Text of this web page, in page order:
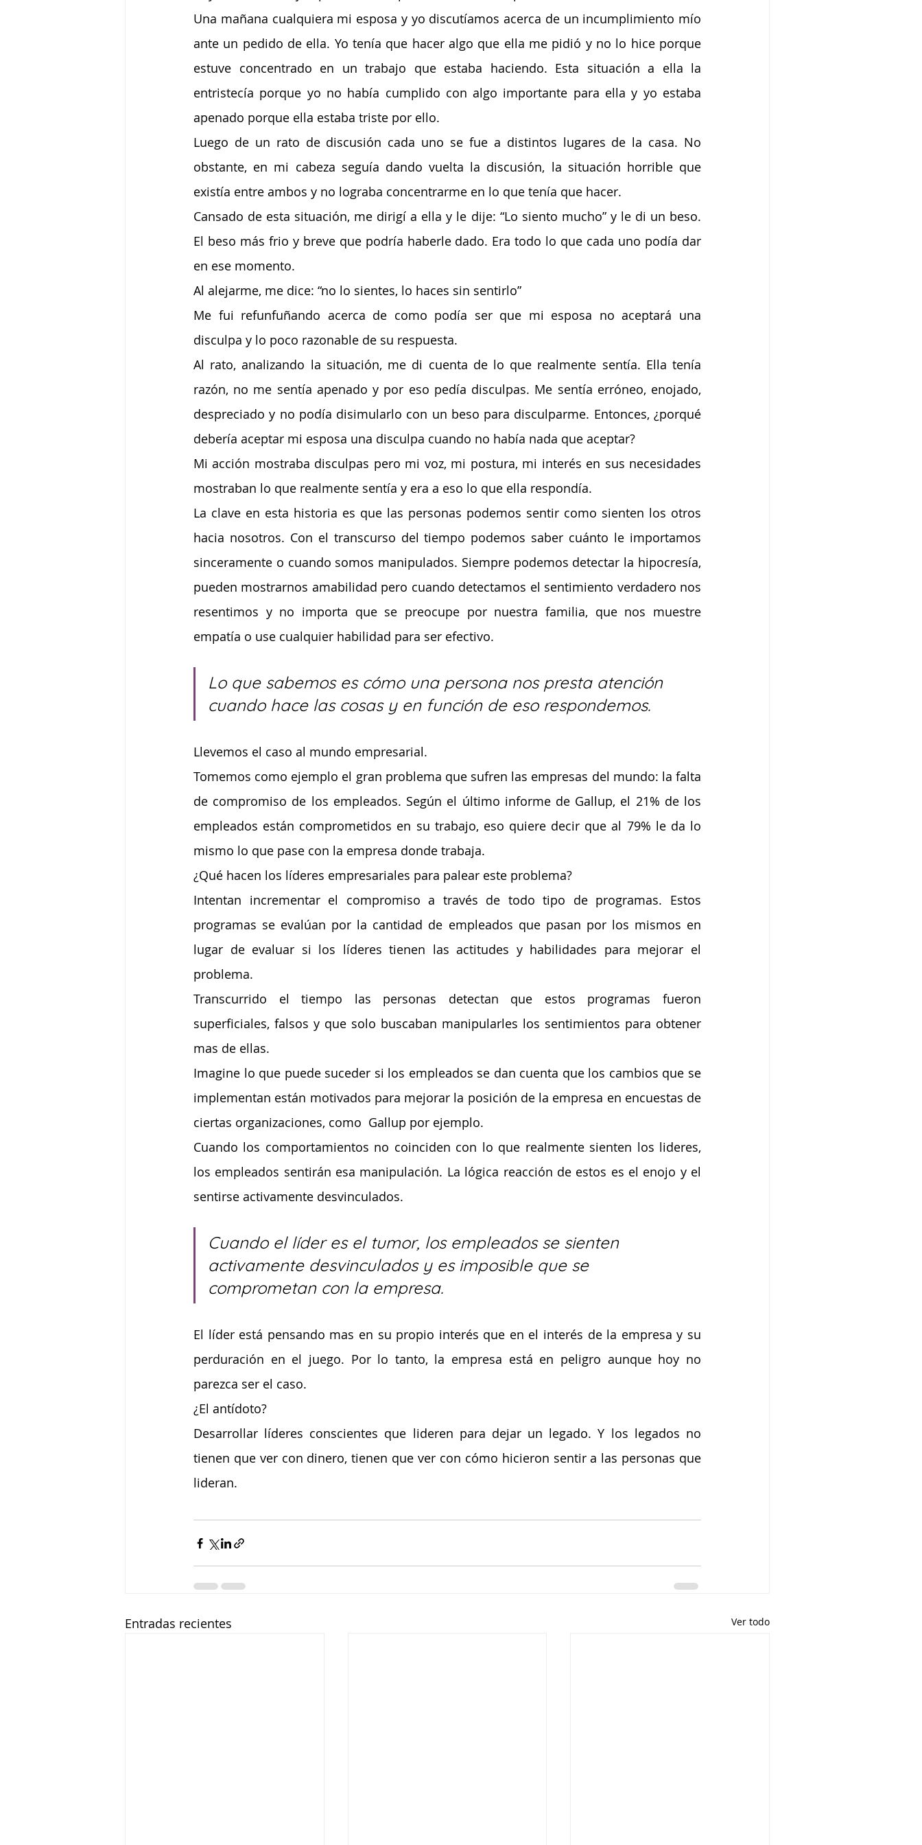
Una mañana cualquiera mi esposa y yo discutíamos acerca de un incumplimiento mío
ante un pedido de ella. Yo tenía que hacer algo que ella me pidió y no lo hice porque
estuve concentrado en un trabajo que estaba haciendo. Esta situación a ella la
entristecía porque yo no había cumplido con algo importante para ella y yo estaba
apenado porque ella estaba triste por ello.
Luego de un rato de discusión cada uno se fue a distintos lugares de la casa. No
obstante, en mi cabeza seguía dando vuelta la discusión, la situación horrible que
existía entre ambos y no lograba concentrarme en lo que tenía que hacer.
Cansado de esta situación, me dirigí a ella y le dije: “Lo siento mucho” y le di un beso.
El beso más frio y breve que podría haberle dado. Era todo lo que cada uno podía dar
en ese momento.
Al alejarme, me dice: “no lo sientes, lo haces sin sentirlo”
Me fui refunfuñando acerca de como podía ser que mi esposa no aceptará una
disculpa y lo poco razonable de su respuesta.
Al rato, analizando la situación, me di cuenta de lo que realmente sentía. Ella tenía
razón, no me sentía apenado y por eso pedía disculpas. Me sentía erróneo, enojado,
despreciado y no podía disimularlo con un beso para disculparme. Entonces, ¿porqué
debería aceptar mi esposa una disculpa cuando no había nada que aceptar?
Mi acción mostraba disculpas pero mi voz, mi postura, mi interés en sus necesidades
mostraban lo que realmente sentía y era a eso lo que ella respondía.
La clave en esta historia es que las personas podemos sentir como sienten los otros
hacia nosotros. Con el transcurso del tiempo podemos saber cuánto le importamos
sinceramente o cuando somos manipulados. Siempre podemos detectar la hipocresía,
pueden mostrarnos amabilidad pero cuando detectamos el sentimiento verdadero nos
resentimos y no importa que se preocupe por nuestra familia, que nos muestre
empatía o use cualquier habilidad para ser efectivo.
Lo que sabemos es cómo una persona nos presta atención
cuando hace las cosas y en función de eso respondemos.
Llevemos el caso al mundo empresarial.
Tomemos como ejemplo el gran problema que sufren las empresas del mundo: la falta
de compromiso de los empleados. Según el último informe de Gallup, el 21% de los
empleados están comprometidos en su trabajo, eso quiere decir que al 79% le da lo
mismo lo que pase con la empresa donde trabaja.
¿Qué hacen los líderes empresariales para palear este problema?
Intentan incrementar el compromiso a través de todo tipo de programas. Estos
programas se evalúan por la cantidad de empleados que pasan por los mismos en
lugar de evaluar si los líderes tienen las actitudes y habilidades para mejorar el
problema.
Transcurrido el tiempo las personas detectan que estos programas fueron
superficiales, falsos y que solo buscaban manipularles los sentimientos para obtener
mas de ellas.
Imagine lo que puede suceder si los empleados se dan cuenta que los cambios que se
implementan están motivados para mejorar la posición de la empresa en encuestas de
ciertas organizaciones, como  Gallup por ejemplo.
Cuando los comportamientos no coinciden con lo que realmente sienten los lideres,
los empleados sentirán esa manipulación. La lógica reacción de estos es el enojo y el
sentirse activamente desvinculados.
Cuando el líder es el tumor, los empleados se sienten
activamente desvinculados y es imposible que se
comprometan con la empresa.
El líder está pensando mas en su propio interés que en el interés de la empresa y su
perduración en el juego. Por lo tanto, la empresa está en peligro aunque hoy no
parezca ser el caso.
¿El antídoto?
Desarrollar líderes conscientes que lideren para dejar un legado. Y los legados no
tienen que ver con dinero, tienen que ver con cómo hicieron sentir a las personas que
lideran.
Entradas recientes Ver todo